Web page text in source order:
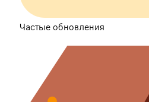
Частые обновления